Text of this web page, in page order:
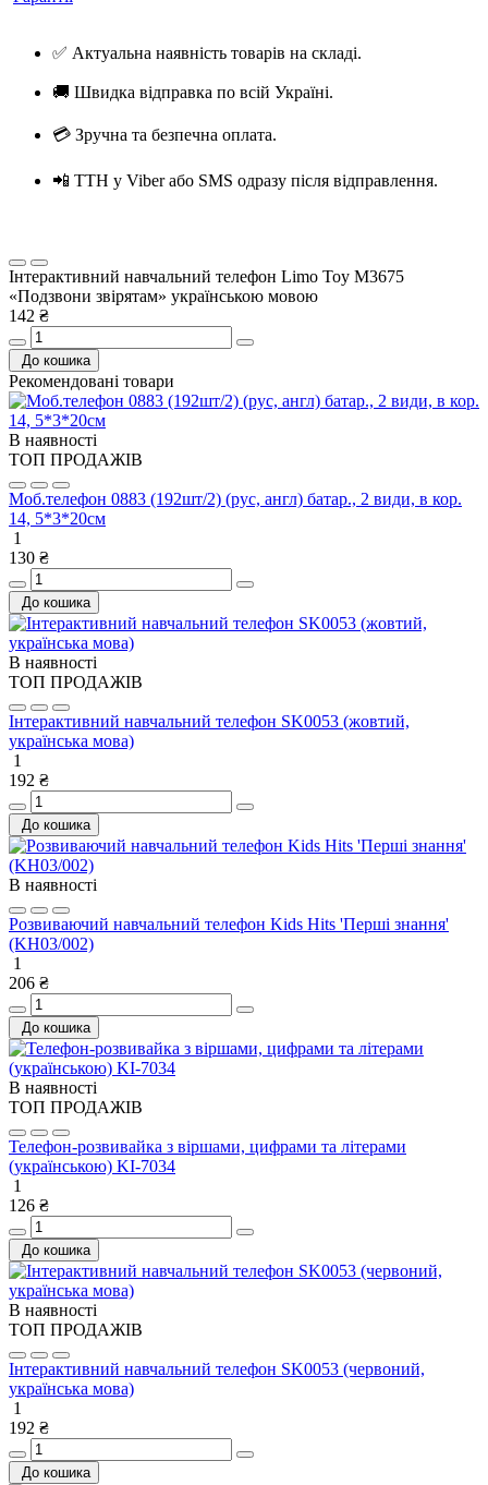
✅ Актуальна наявність товарів на складі.
🚚 Швидка відправка по всій Україні.
💳 Зручна та безпечна оплата.
📲 ТТН у Viber або SMS одразу після відправлення.
Інтерактивний навчальний телефон Limo Toy M3675
«Подзвони звірятам» українською мовою
142 ₴
До кошика
Рекомендовані товари
В наявності
ТОП ПРОДАЖІВ
Моб.телефон 0883 (192шт/2) (рус, англ) батар., 2 види, в кор.
14, 5*3*20см
1
130 ₴
До кошика
В наявності
ТОП ПРОДАЖІВ
Інтерактивний навчальний телефон SK0053 (жовтий,
українська мова)
1
192 ₴
До кошика
В наявності
Розвиваючий навчальний телефон Kids Hits 'Перші знання'
(KH03/002)
1
206 ₴
До кошика
В наявності
ТОП ПРОДАЖІВ
Телефон-розвивайка з віршами, цифрами та літерами
(українською) KI-7034
1
126 ₴
До кошика
В наявності
ТОП ПРОДАЖІВ
Інтерактивний навчальний телефон SK0053 (червоний,
українська мова)
1
192 ₴
До кошика